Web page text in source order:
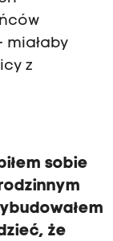
miałaby
z
sobie
że